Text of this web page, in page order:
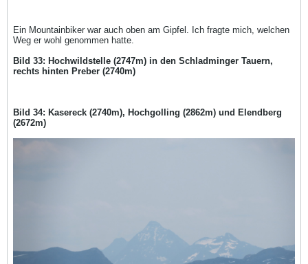
Ein Mountainbiker war auch oben am Gipfel. Ich fragte mich, welchen
Weg er wohl genommen hatte.
Bild 33: Hochwildstelle (2747m) in den Schladminger Tauern,
rechts hinten Preber (2740m)
Bild 34: Kasereck (2740m), Hochgolling (2862m) und Elendberg
(2672m)